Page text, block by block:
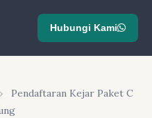
Hubungi Kami
›
Pendaftaran Kejar Paket C